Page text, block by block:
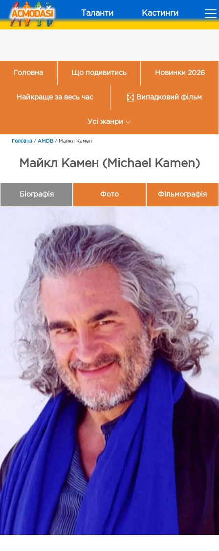
Таланти Кастинги
Головна Що подивитись Новинки 2026
Найкраще за весь час Випадковий фільм
Усі жанри
Головна / AMDB / Майкл Камен
Майкл Камен (Michael Kamen)
Біографія Фото Фільмографія